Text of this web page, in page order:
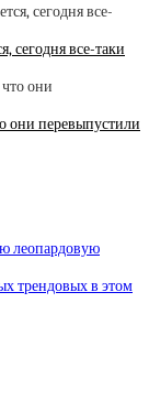
сегодня все-таки
они перевыпустили
леопардовую
трендовых в этом